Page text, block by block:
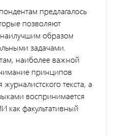
предлагалось
позволяют
образом
задачами.
наиболее важной
принципов
текста, а
воспринимается
как факультативный